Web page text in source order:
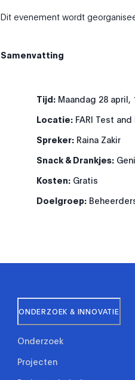
Dit evenement wordt
Samenvatting
Tijd: Maandag 28 april,
Locatie: FARI Test
Spreker: Raina Zakir
Snack & Drankjes:
Kosten: Gratis
Doelgroep:
ONDERZOEK & INNOVATIE
Onderzoek
Projecten